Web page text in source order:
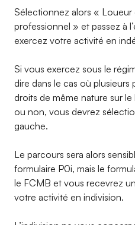
Sélectionnez alors « Loueur
professionnel » et passez à
exercez votre activité en
Si vous exercez sous le
dire dans le cas où
droits de même nature sur
ou non, vous devrez
gauche.
Le parcours sera alors
formulaire P0i, mais le
le FCMB et vous recevrez
votre activité en indivision.